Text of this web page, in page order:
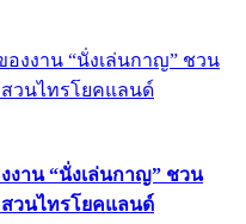
งาน “นั่งเล่นกาญ” ชวน
วนไทรโยคแลนด์